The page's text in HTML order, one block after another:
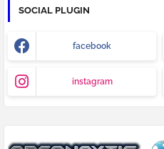
SOCIAL PLUGIN
facebook
instagram